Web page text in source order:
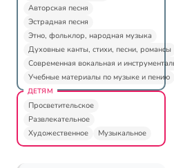
Авторская песня
Эстрадная песня
Этно, фольклор, народная музыка
Духовные канты, стихи, песни, романсы
Современная вокальная и
Учебные материалы по музыке и пению
ДЕТЯМ
Просветительское
Развлекательное
Художественное
Музыкальное